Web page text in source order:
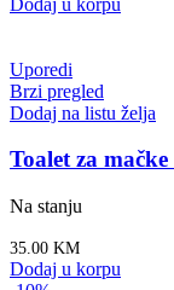
Uporedi
Brzi pregled
Dodaj na listu želja
Toalet za
Na stanju
35.00 KM
Dodaj u korpu